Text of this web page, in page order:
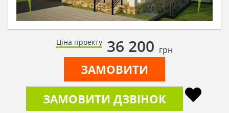
Ціна проекту 36 200 грн
ЗАМОВИТИ
ЗАМОВИТИ ДЗВІНОК